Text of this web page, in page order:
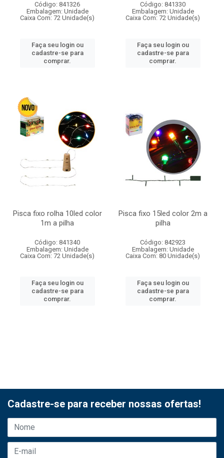
Código: 841326
Embalagem: Unidade
Caixa Com: 72 Unidade(s)
Faça seu login ou
cadastre-se para
comprar.
Código: 841330
Embalagem: Unidade
Caixa Com: 72 Unidade(s)
Faça seu login ou
cadastre-se para
comprar.
Pisca fixo rolha 10led color
1m a pilha
Código: 841340
Embalagem: Unidade
Caixa Com: 72 Unidade(s)
Faça seu login ou
cadastre-se para
comprar.
Pisca fixo 15led color 2m a
pilha
Código: 842923
Embalagem: Unidade
Caixa Com: 80 Unidade(s)
Faça seu login ou
cadastre-se para
comprar.
Cadastre-se para receber nossas ofertas!